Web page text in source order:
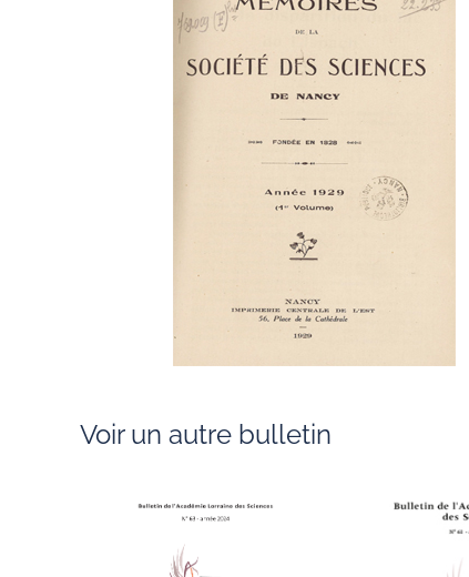
Voir un autre bulletin